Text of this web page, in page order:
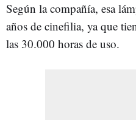
Según la compañía, esa
años de cinefilia, ya que
las 30.000 horas de uso.